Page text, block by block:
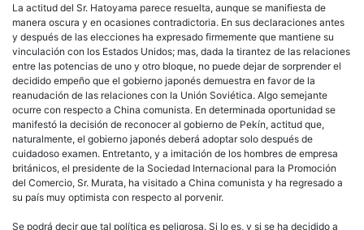
La actitud del Sr. Hatoyama parece resuelta, aunque se manifiesta de
manera oscura y en ocasiones contradictoria. En sus declaraciones antes
y después de las elecciones ha expresado firmemente que mantiene su
vinculación con los Estados Unidos; mas, dada la tirantez de las relaciones
entre las potencias de uno y otro bloque, no puede dejar de sorprender el
decidido empeño que el gobierno japonés demuestra en favor de la
reanudación de las relaciones con la Unión Soviética. Algo semejante
ocurre con respecto a China comunista. En determinada oportunidad se
manifestó la decisión de reconocer al gobierno de Pekín, actitud que,
naturalmente, el gobierno japonés deberá adoptar solo después de
cuidadoso examen. Entretanto, y a imitación de los hombres de empresa
británicos, el presidente de la Sociedad Internacional para la Promoción
del Comercio, Sr. Murata, ha visitado a China comunista y ha regresado a
su país muy optimista con respecto al porvenir.
Se podrá decir que tal política es peligrosa. Si lo es, y si se ha decidido a